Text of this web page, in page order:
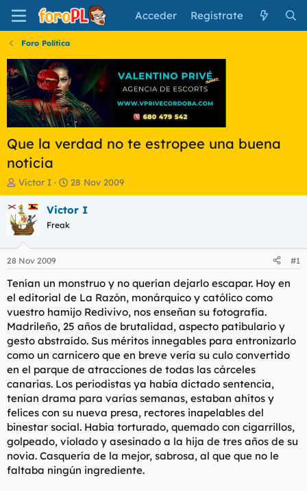
Acceder Regístrate
Foro Política
Que la verdad no te estropee una buena
noticia
I
n
i
c
i
a
d
o
r
e
l
t
e
m
a
Victor I
F
e
c
i
n
c
i
o
28 Nov 2009
Victor I
Freak
28 Nov 2009 #1
Tenían un monstruo y no querían dejarlo escapar. Hoy en
el editorial de La Razón, monárquico y católico como
vuestro hamijo Redivivo, nos enseñan su fotografía.
Madrileño, 25 años de brutalidad, aspecto patibulario y
gesto abstraído. Sus méritos innegables para entronizarlo
como un carnicero que en breve vería su culo convertido
en el parque de atracciones de todas las cárceles
canarias. Los periodistas ya había dictado sentencia,
tenían drama para varías semanas, estaban ahítos y
felices con su nueva presa, rectores inapelables del
binestar social. Habia torturado, quemado con cigarrillos,
golpeado, violado y asesinado a la hija de tres años de su
novia. Casquería de la mejor, sabrosa, al que que no le
faltaba ningún ingrediente.